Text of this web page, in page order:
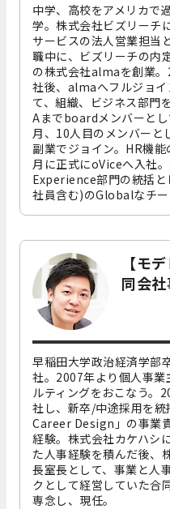
中学、高校をアメリカで
学。株式会社ビズリーチ
サービスの法人営業担当
職中に、ビズリーチの内
の株式会社almaを創業
社後、almaへフルジョイ
て、組織、ビジネス部門
Aまでboardメンバーと
月、10人目のメンバーと
副業でジョイン。HR機
月に正式にoViceへ入社
Experience部門の統括
社員含む)のGlobalなチー
【モ
同会
早稲田大学政治経済学部
社。2007年より個人事業
ルティングをおこなう。
社し、新卒/中途採用を
Career Design」の事業
経験。株式会社カケハシ
た人事経験を積んだ後、
長室長として、事業と人
クとして経営していた合
専念し、現任。